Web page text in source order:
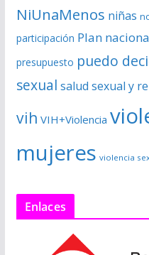
NiUnaMenos niñas
participación Plan
presupuesto puedo
sexual salud sexual y
vih VIH+Violencia
mujeres violencia
Enlaces